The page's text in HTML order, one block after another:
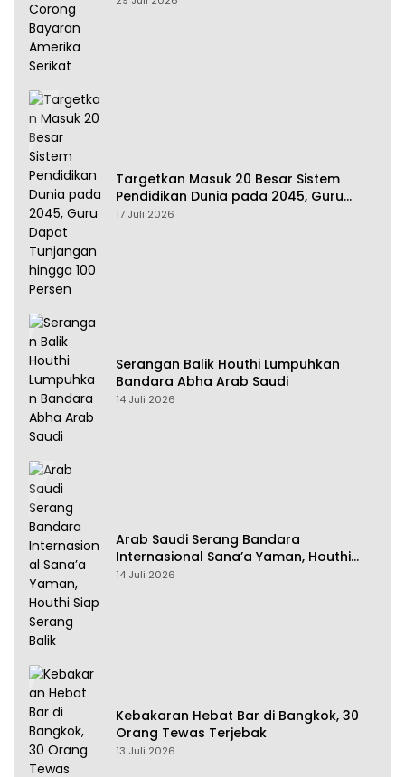
Targetkan Masuk 20 Besar Sistem
Pendidikan Dunia pada 2045, Guru
Dapat Tunjangan hingga 100 Persen
17 Juli 2026
Serangan Balik Houthi Lumpuhkan
Bandara Abha Arab Saudi
14 Juli 2026
Arab Saudi Serang Bandara
Internasional Sana’a Yaman, Houthi
Siap Serang Balik
14 Juli 2026
Kebakaran Hebat Bar di Bangkok, 30
Orang Tewas Terjebak
13 Juli 2026